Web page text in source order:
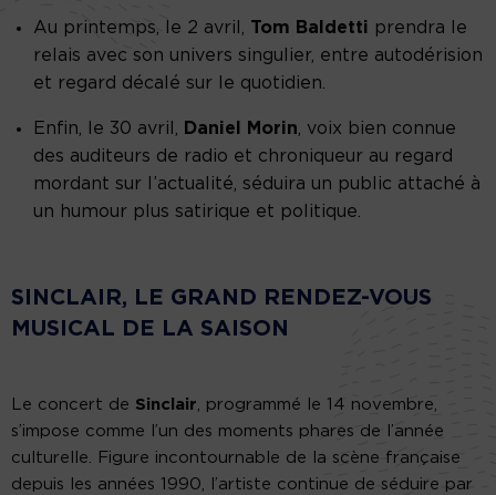
Au printemps, le 2 avril, Tom Baldetti prendra le
relais avec son univers singulier, entre autodérision
et regard décalé sur le quotidien.
Enfin, le 30 avril, Daniel Morin , voix bien connue
des auditeurs de radio et chroniqueur au regard
mordant sur l’actualité, séduira un public attaché à
un humour plus satirique et politique.
SINCLAIR, LE GRAND RENDEZ-VOUS
MUSICAL DE LA SAISON
Le concert de Sinclair, programmé le 14 novembre,
s’impose comme l’un des moments phares de l’année
culturelle. Figure incontournable de la scène française
depuis les années 1990, l’artiste continue de séduire par